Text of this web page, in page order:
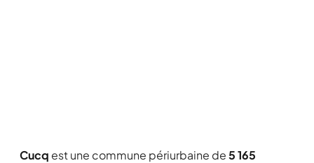
Cucq est une commune périurbaine de5 165